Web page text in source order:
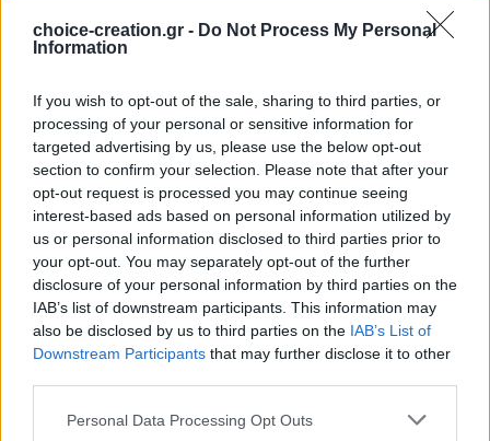
choice-creation.gr - Do Not Process My Personal
Information
If you wish to opt-out of the sale, sharing to third parties, or
processing of your personal or sensitive information for
targeted advertising by us, please use the below opt-out
section to confirm your selection. Please note that after your
opt-out request is processed you may continue seeing
interest-based ads based on personal information utilized by
us or personal information disclosed to third parties prior to
your opt-out. You may separately opt-out of the further
disclosure of your personal information by third parties on the
IAB’s list of downstream participants. This information may
also be disclosed by us to third parties on the IAB’s List of
Downstream Participants that may further disclose it to other
Personal Data Processing Opt Outs
Υπάρχει η δυνατότητα επιλογής σε χρώμα αλυσίδας ή στοιχείου
μετά από συνεννόηση !
γνωρίζουν,σε αντίθεση με τον κεραμικό, ο πολυμερής πηλός
ψημένος είναι ανθεκτικός και ισχυρός, γεγονός που τον καθιστά
ιδανικό υλικό για τη δημιουργία χειροποίητων κοσμημάτων,
επίσης, ένα πολύ σημαντικό χαρακτηριστικό του είναι ότι δεν είναι
τοξικός και έχει αποδειχθεί ότι είναι απόλυτα ασφαλές από παιδιά
και ενήλικες!
ΤΗΛΕΦΩΝΙΚΕΣ ΠΑΡΑΓΓΕΛΙΕΣ
Δευτέρα έως Σάββατο